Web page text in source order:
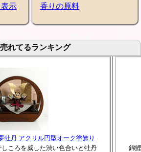
示 香りの原料
売れてるランキング
牡丹 アクリル円型オーク塗飾り
ころを威した渋い色合いと牡丹
錦